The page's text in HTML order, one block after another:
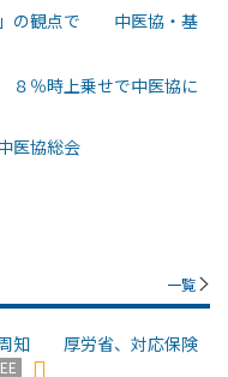
」の観点で 中医協・基
％時上乗せで中医協に
医協総会
一覧
周知 厚労省、対応保険